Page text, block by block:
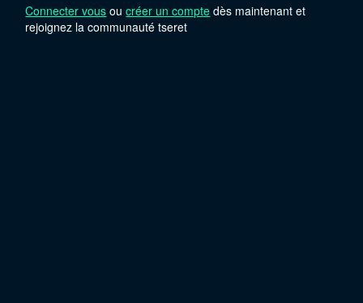
Connecter vous oucréer un compte dès maintenant et
rejoignez la communauté tseret